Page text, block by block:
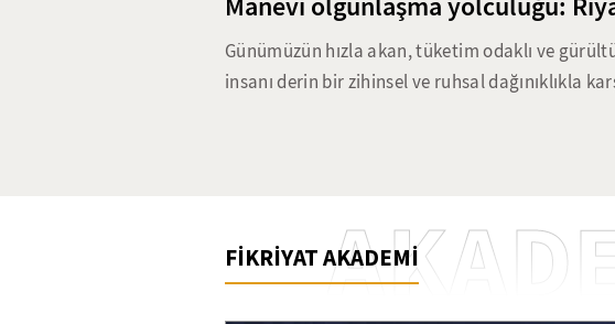
Günümüzün hızla akan, tüketim odaklı ve
insanı derin bir zihinsel ve ruhsal dağınıklıkla
klasikten günümüze uzanan ruhsal disiplin
yöntemlerin günümüz dünyasındaki
FİKRİYAT AKADEMİ